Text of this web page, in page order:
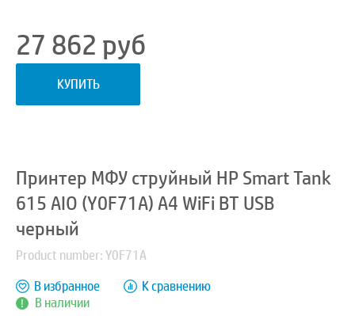
27 862 руб
КУПИТЬ
Принтер МФУ струйный HP Smart Tank
615 AIO (Y0F71A) A4 WiFi BT USB
черный
Product number: Y0F71A
В наличии
В избранное К сравнению